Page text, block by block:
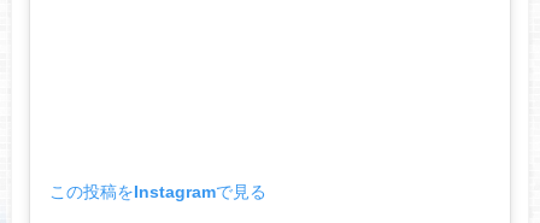
この投稿をInstagramで見る